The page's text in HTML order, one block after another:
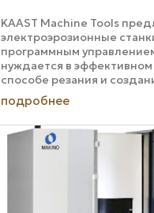
KAAST Machine Tools
электроэрозионные
программным
нуждается в
способе резания и
инструментов, которые
в их мастерских. ...
подробнее